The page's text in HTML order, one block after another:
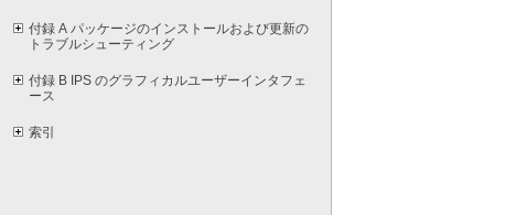
付録 A パッケージのインストールおよび更新の
トラブルシューティング
付録 B IPS のグラフィカルユーザーインタフェ
ース
索引